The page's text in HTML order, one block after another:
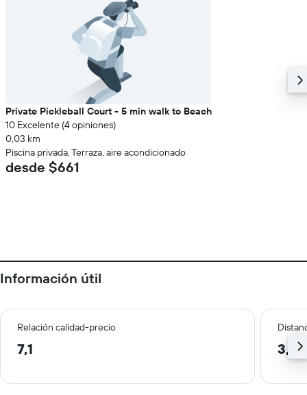
Private Pickleball Court - 5 min walk to Beach
10 Excelente (4 opiniones)
0,03 km
Piscina privada, Terraza, aire acondicionado
desde $661
Información útil
Relación calidad-precio
7,1 3,4